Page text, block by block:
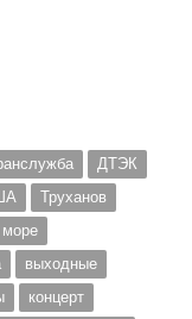
ДТЭК
Труханов
выходные
концерт